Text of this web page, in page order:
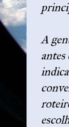
A
antes